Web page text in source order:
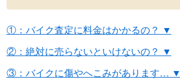
①：バイク査定に料金はかかるの？ ▼
②：絶対に売らないといけないの？ ▼
③：バイクに傷やへこみがあります… ▼